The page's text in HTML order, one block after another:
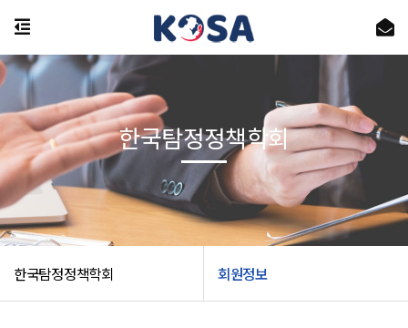
한국탐정정책학회 회원정보
한국탐정정책학회